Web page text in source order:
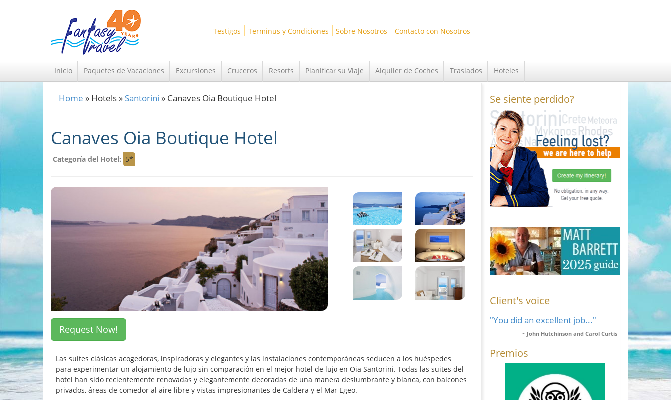
Testigos
Terminus y Condiciones Sobre Nosotros Contacto con Nosotros
Inicio Paquetes de Vacaciones Excursiones Cruceros Resorts Planificar su Viaje Alquiler de Coches Traslados Hoteles
You are here
Home » Hotels » Santorini » Canaves Oia Boutique Hotel
Canaves Oia Boutique Hotel
Categoría del Hotel: 5*
Request Now!
Las suites clásicas acogedoras, inspiradoras y elegantes y las instalaciones contemporáneas seducen a los huéspedes
para experimentar un alojamiento de lujo sin comparación en el mejor hotel de lujo en Oia Santorini. Todas las suites del
hotel han sido recientemente renovadas y elegantemente decoradas de una manera deslumbrante y blanca, con balcones
privados, áreas de comedor al aire libre y vistas impresionantes de Caldera y el Mar Egeo.
Se siente perdido?
Client's voice
"You did an excellent job..."
John Hutchinson and Carol Curtis
Premios